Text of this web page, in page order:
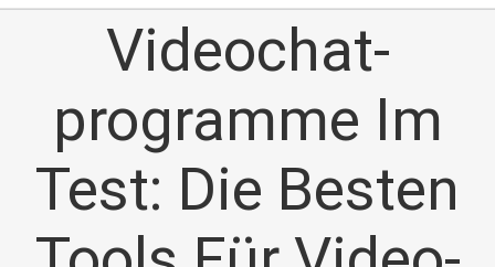
Videochat-
programme Im
Test: Die Besten